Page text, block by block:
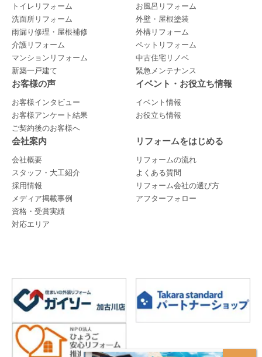
トイレリフォーム
お風呂リフォーム
洗面所リフォーム
外壁・屋根塗装
雨漏り修理・屋根補修
外構リフォーム
介護リフォーム
ペットリフォーム
マンションリフォーム
中古住宅リノベ
新築一戸建て
緊急メンテナンス
お客様の声
お客様インタビュー
お客様アンケート結果
ご契約後のお客様へ
イベント・お役立ち情報
イベント情報
お役立ち情報
会社案内
会社概要
スタッフ・大工紹介
採用情報
メディア掲載事例
資格・受賞実績
対応エリア
リフォームをはじめる
リフォームの流れ
よくある質問
リフォーム会社の選び方
アフターフォロー